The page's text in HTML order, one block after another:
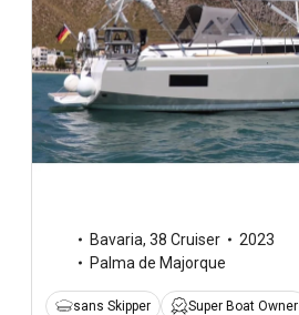
Bavaria, 38 Cruiser
2023
Palma de Majorque
sans Skipper Super Boat Owner